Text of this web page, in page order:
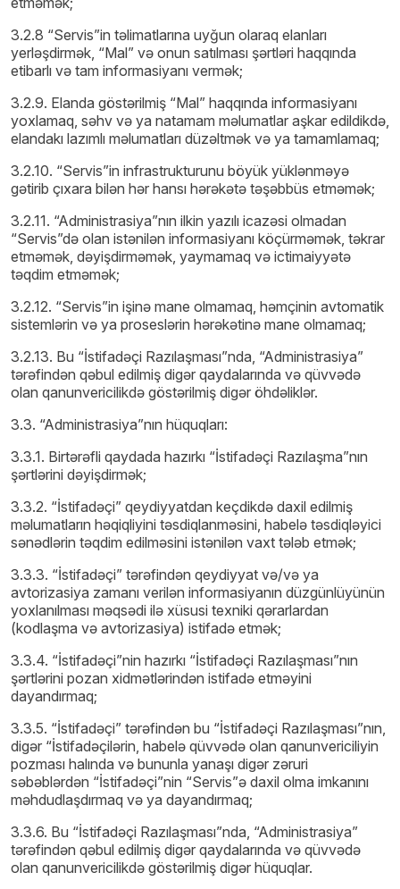
3.2.8 “Servis”in təlimatlarına uyğun olaraq elanları
yerləşdirmək, “Mal” və onun satılması şərtləri haqqında
etibarlı və tam informasiyanı vermək;
3.2.9. Elanda göstərilmiş “Mal” haqqında informasiyanı
yoxlamaq, səhv və ya natamam məlumatlar aşkar edildikdə,
elandakı lazımlı məlumatları düzəltmək və ya tamamlamaq;
3.2.10. “Servis”in infrastrukturunu böyük yüklənməyə
gətirib çıxara bilən hər hansı hərəkətə təşəbbüs etməmək;
3.2.11. “Administrasiya”nın ilkin yazılı icazəsi olmadan
“Servis”də olan istənilən informasiyanı köçürməmək, təkrar
etməmək, dəyişdirməmək, yaymamaq və ictimaiyyətə
təqdim etməmək;
3.2.12. “Servis”in işinə mane olmamaq, həmçinin avtomatik
sistemlərin və ya proseslərin hərəkətinə mane olmamaq;
3.2.13. Bu “İstifadəçi Razılaşması”nda, “Administrasiya”
tərəfindən qəbul edilmiş digər qaydalarında və qüvvədə
olan qanunvericilikdə göstərilmiş digər öhdəliklər.
3.3. “Administrasiya”nın hüquqları:
3.3.1. Birtərəfli qaydada hazırkı “İstifadəçi Razılaşma”nın
şərtlərini dəyişdirmək;
3.3.2. “İstifadəçi” qeydiyyatdan keçdikdə daxil edilmiş
məlumatların həqiqliyini təsdiqlanməsini, habelə təsdiqləyici
sənədlərin təqdim edilməsini istənilən vaxt tələb etmək;
3.3.3. “İstifadəçi” tərəfindən qeydiyyat və/və ya
avtorizasiya zamanı verilən informasiyanın düzgünlüyünün
yoxlanılması məqsədi ilə xüsusi texniki qərarlardan
(kodlaşma və avtorizasiya) istifadə etmək;
3.3.4. “İstifadəçi”nin hazırkı “İstifadəçi Razılaşması”nın
şərtlərini pozan xidmətlərindən istifadə etməyini
dayandırmaq;
3.3.5. “İstifadəçi” tərəfindən bu “İstifadəçi Razılaşması”nın,
digər “İstifadəçilərin, habelə qüvvədə olan qanunvericiliyin
pozması halında və bununla yanaşı digər zəruri
səbəblərdən “İstifadəçi”nin “Servis”ə daxil olma imkanını
məhdudlaşdırmaq və ya dayandırmaq;
3.3.6. Bu “İstifadəçi Razılaşması”nda, “Administrasiya”
tərəfindən qəbul edilmiş digər qaydalarında və qüvvədə
olan qanunvericilikdə göstərilmiş digər hüquqlar.